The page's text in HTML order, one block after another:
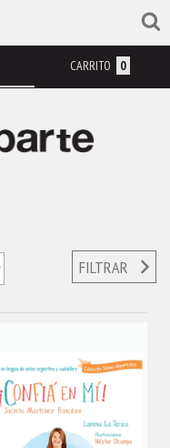
CARRITO 0
FILTRAR